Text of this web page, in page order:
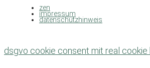
zen
impressum
datenschutzhinweis
dsgvo cookie consent mit real cookie